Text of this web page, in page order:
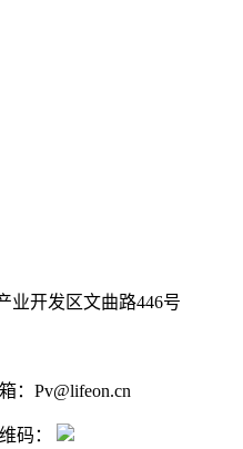
业开发区文曲路446号
：Pv@lifeon.cn
码：